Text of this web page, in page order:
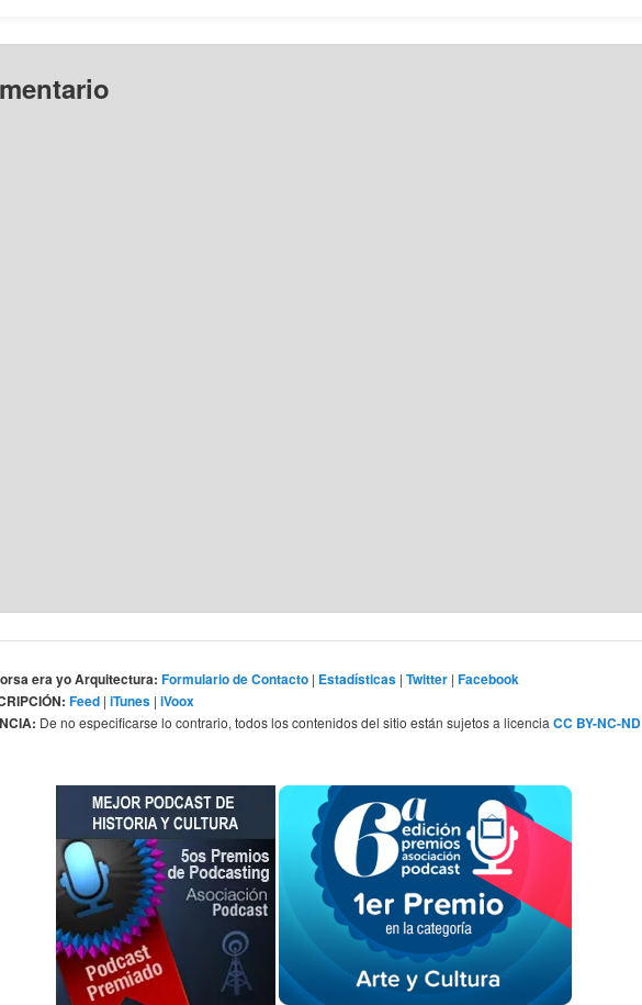
era yo Arquitectura: Formulario de Contacto | Estadísticas |Twitter |Facebook
Feed |iTunes |iVoox
De no especificarse lo contrario, todos los contenidos del sitio están sujetos a licenciaCC BY-NC-ND